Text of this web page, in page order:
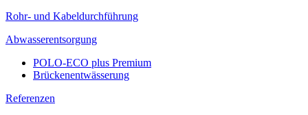
Rohr- und Kabeldurchführung
Abwasserentsorgung
POLO-ECO plus Premium
Brückenentwässerung
Referenzen